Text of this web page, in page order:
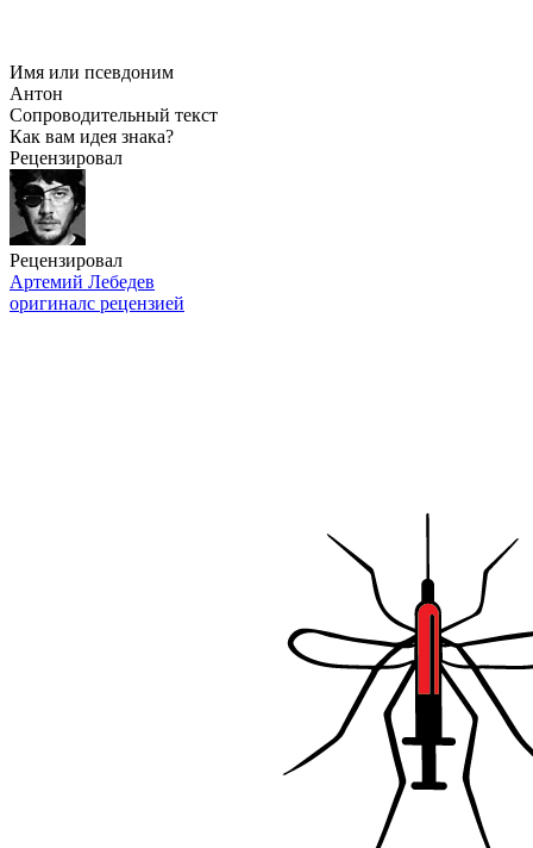
Имя или псевдоним
Антон
Сопроводительный текст
Как вам идея знака?
Рецензировал
Рецензировал
Артемий Лебедев
оригиналс рецензией